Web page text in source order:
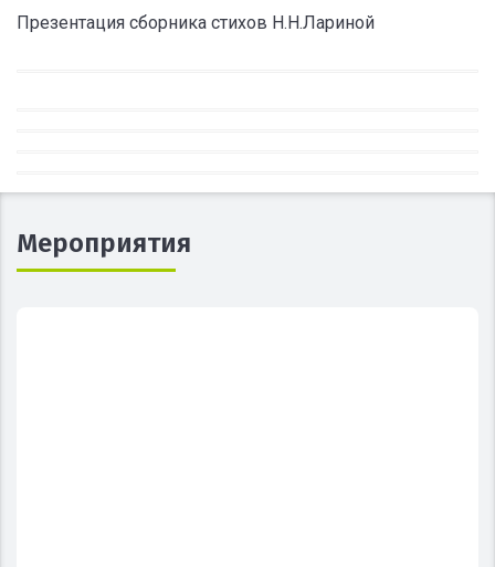
Презентация сборника стихов Н.Н.Лариной
Мероприятия